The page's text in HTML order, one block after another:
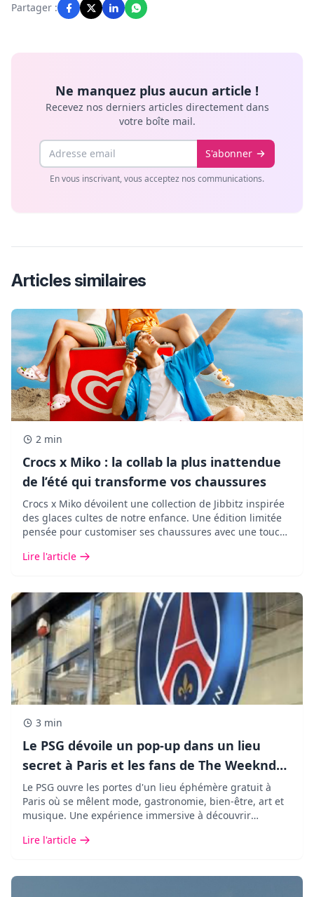
Partager :
Ne manquez plus aucun article !
Recevez nos derniers articles directement dans
votre boîte mail.
Email S'abonner
En vous inscrivant, vous acceptez nos communications.
Articles similaires
2 min
Crocs x Miko : la collab la plus inattendue
de l’été qui transforme vos chaussures
Crocs x Miko dévoilent une collection de Jibbitz inspirée
des glaces cultes de notre enfance. Une édition limitée
pensée pour customiser ses chaussures avec une touche
Lire l'article
3 min
Le PSG dévoile un pop-up dans un lieu
secret à Paris et les fans de The Weeknd
vont adorer !
Le PSG ouvre les portes d'un lieu éphémère gratuit à
Paris où se mêlent mode, gastronomie, bien-être, art et
musique. Une expérience immersive à découvrir
Lire l'article